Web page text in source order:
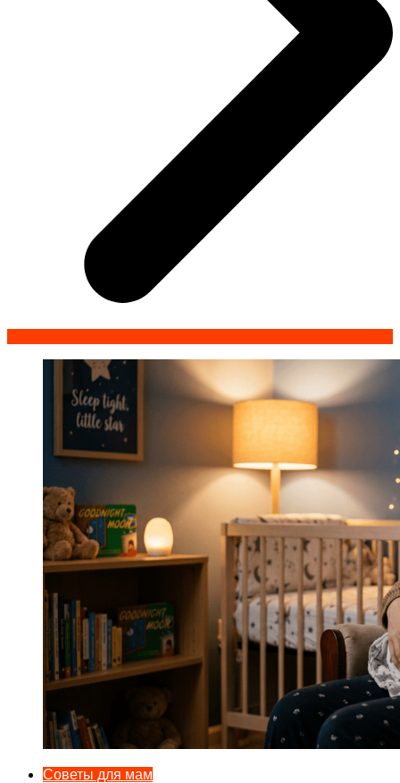
Советы для мам